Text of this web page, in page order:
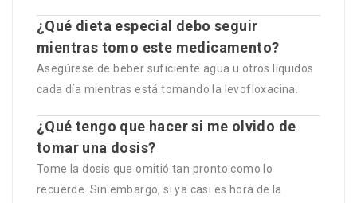
¿Qué dieta especial debo seguir
mientras tomo este medicamento?
Asegúrese de beber suficiente agua u otros líquidos
cada día mientras está tomando la levofloxacina.
¿Qué tengo que hacer si me olvido de
tomar una dosis?
Tome la dosis que omitió tan pronto como lo
recuerde. Sin embargo, si ya casi es hora de la